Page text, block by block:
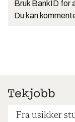
Bruk BankID for
Du kan
Fra usikker